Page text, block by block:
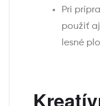
Pri
použiť
lesné